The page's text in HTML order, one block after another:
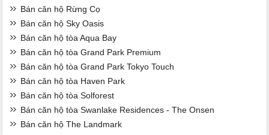
Bán căn hộ Rừng Cọ
Bán căn hộ Sky Oasis
Bán căn hộ tòa Aqua Bay
Bán căn hộ tòa Grand Park Premium
Bán căn hộ tòa Grand Park Tokyo Touch
Bán căn hộ tòa Haven Park
Bán căn hộ tòa Solforest
Bán căn hộ tòa Swanlake Residences - The Onsen
Bán căn hộ The Landmark